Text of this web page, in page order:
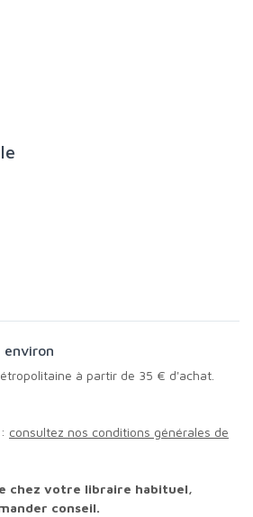
environ
à partir de 35 € d'achat.
consultez nos conditions générales de
conseil.